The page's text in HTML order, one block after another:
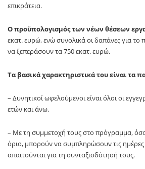
επικράτεια.
Ο προϋπολογισμός των νέων θέσεων
εκατ. ευρώ, ενώ συνολικά οι δαπάνες για
να ξεπεράσουν τα 750 εκατ. ευρώ.
Τα βασικά χαρακτηριστικά του είναι τα
– Δυνητικοί ωφελούμενοι είναι όλοι οι
ετών και άνω.
– Με τη συμμετοχή τους στο πρόγραμμα,
όριο, μπορούν να συμπληρώσουν τις
απαιτούνται για τη συνταξιοδότησή τους.